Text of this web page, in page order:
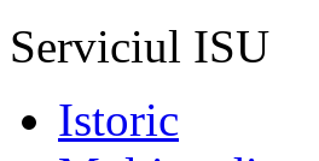
Serviciul ISU
Istoric